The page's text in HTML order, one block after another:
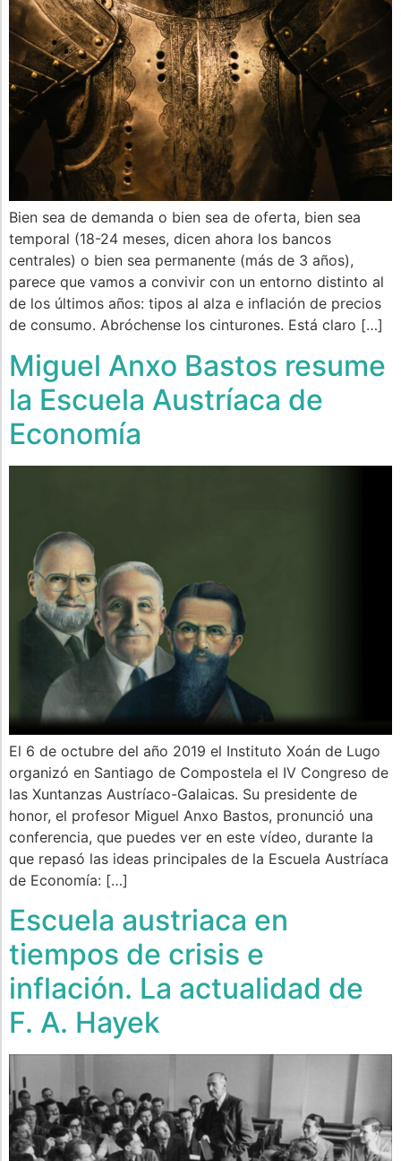
Bien sea de demanda o bien sea de oferta, bien sea
temporal (18-24 meses, dicen ahora los bancos
centrales) o bien sea permanente (más de 3 años),
parece que vamos a convivir con un entorno distinto al
de los últimos años: tipos al alza e inflación de precios
de consumo. Abróchense los cinturones. Está claro […]
Miguel Anxo Bastos resume
la Escuela Austríaca de
Economía
El 6 de octubre del año 2019 el Instituto Xoán de Lugo
organizó en Santiago de Compostela el IV Congreso de
las Xuntanzas Austríaco-Galaicas. Su presidente de
honor, el profesor Miguel Anxo Bastos, pronunció una
conferencia, que puedes ver en este vídeo, durante la
que repasó las ideas principales de la Escuela Austríaca
de Economía: […]
Escuela austriaca en
tiempos de crisis e
inflación. La actualidad de
F. A. Hayek